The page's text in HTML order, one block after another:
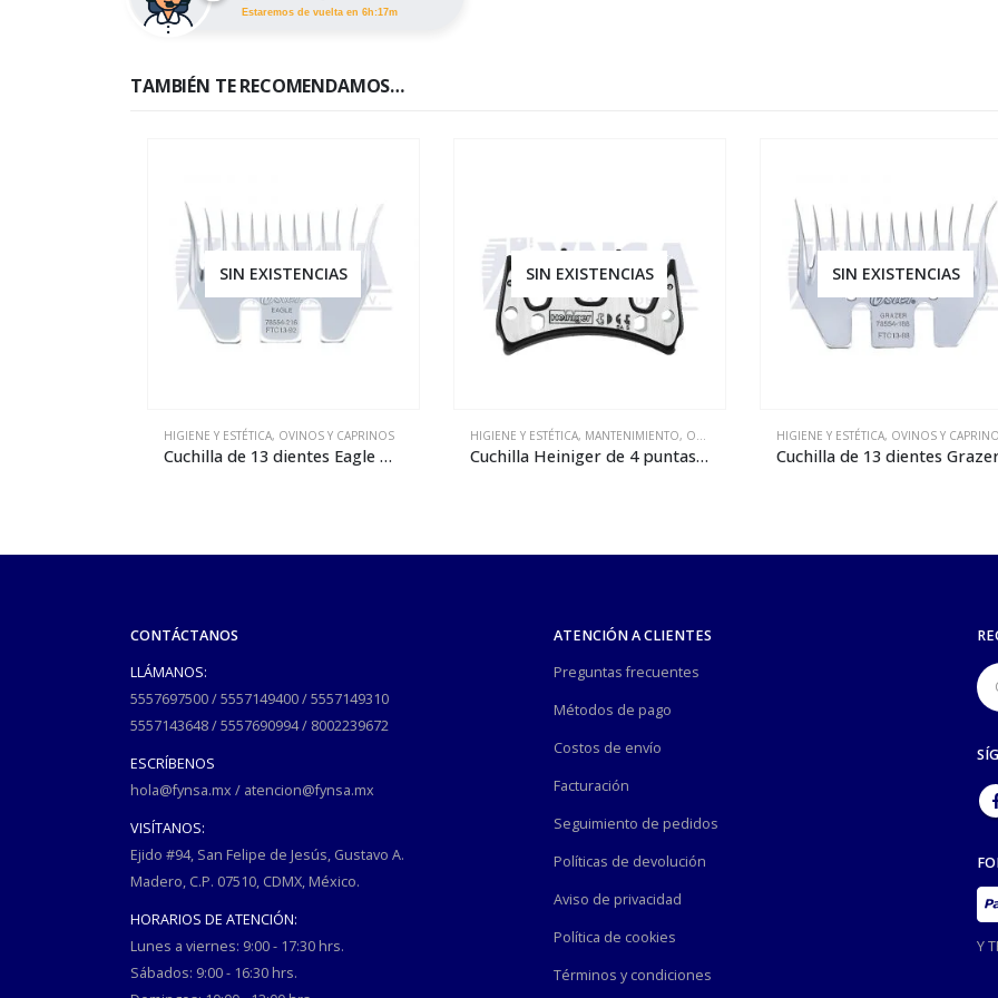
Estaremos de vuelta en 6h:17m
TAMBIÉN TE RECOMENDAMOS…
SIN EXISTENCIAS
HIGIENE Y ESTÉTICA, OVINOS Y CAPRINOS
Cuchilla de 13 dientes Eagle para esquiladora
SIN EXISTENCIAS
HIGIENE Y ESTÉTICA, MANTENIMIENTO, OVINOS Y CAPRINOS ,REPARACIÓN
Cuchilla Heiniger de 4 puntas Edge
SIN EXISTENCIAS
HIGIENE Y ESTÉTICA, OVINOS Y
CONTÁCTANOS
LLÁMANOS:
5557697500/5557149400/5557149310
5557143648/5557690994/ 8002239672
ESCRÍBENOS
hola@fynsa.mx / atencion@fynsa.mx
VISÍTANOS:
Ejido #94, San Felipe de Jesús, Gustavo A.
Madero, C.P. 07510, CDMX, México.
HORARIOS DE ATENCIÓN:
Lunes a viernes: 9:00 - 17:30 hrs.
Sábados: 9:00 - 16:30 hrs.
ATENCIÓN A CLIENTES
Preguntas frecuentes
Métodos de pago
Costos de envío
Facturación
Seguimiento de pedidos
Políticas de devolución
Aviso de privacidad
Política de cookies
Términos y condiciones
Y